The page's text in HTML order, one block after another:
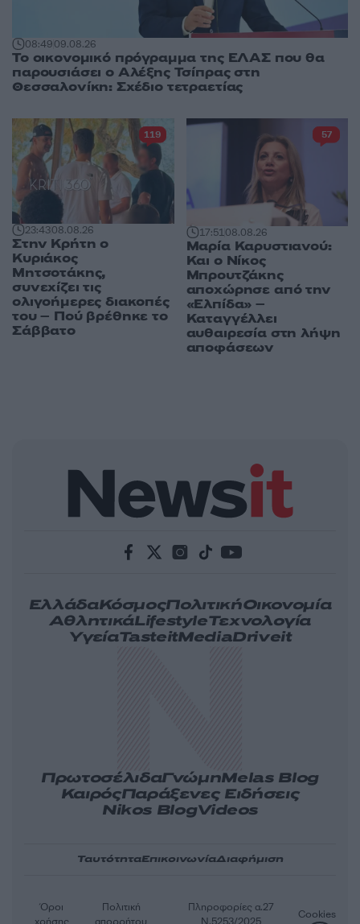
08:4909.08.26
Το οικονομικό πρόγραμμα της ΕΛΑΣ που θα
παρουσιάσει ο Αλέξης Τσίπρας στη
Θεσσαλονίκη: Σχέδιο τετραετίας
23:4308.08.26
Στην Κρήτη ο
Κυριάκος
Μητσοτάκης,
συνεχίζει τις
ολιγοήμερες διακοπές
του – Πού βρέθηκε το
Σάββατο
119
17:5108.08.26
Μαρία Καρυστιανού:
Και ο Νίκος
Μπρουτζάκης
αποχώρησε από την
«Ελπίδα» –
Καταγγέλλει
αυθαιρεσία στη λήψη
αποφάσεων
57
ΕλλάδαΚόσμοςΠολιτικήΟικονομία
ΑθλητικάLifestyleΤεχνολογία
ΥγείαTasteitMediaDriveit
ΠρωτοσέλιδαΓνώμηMelas Blog
ΚαιρόςΠαράξενες Ειδήσεις
Nikos BlogVideos
ΤαυτότηταΕπικοινωνίαΔιαφήμιση
Όροι
Πολιτική
Πληροφορίες α.27
Cookies